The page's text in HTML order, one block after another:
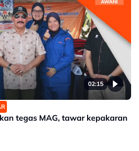
02:15
tegas MAG, tawar kepakaran